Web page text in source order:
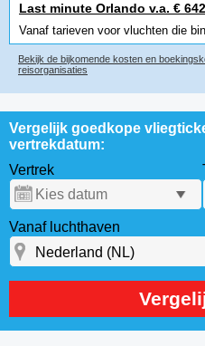
Last minute Orlando v.a. €
Vanaf tarieven voor vluchten die
Bekijk de bijkomende kosten en
reisorganisaties
Vergelijk goedkope
vertrekdatum:
Vertrek
Vanaf luchthaven